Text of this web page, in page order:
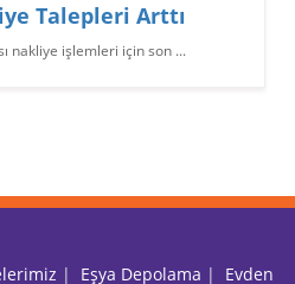
Talepleri Arttı
nakliye işlemleri için son ...
| Eşya Depolama | Evden